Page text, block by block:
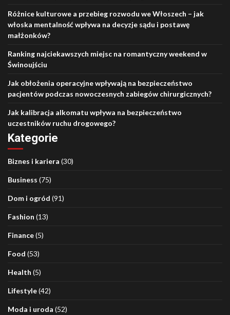
Różnice kulturowe a przebieg rozwodu we Włoszech – jak
włoska mentalność wpływa na decyzje sądu i postawę
małżonków?
Ranking najciekawszych miejsc na romantyczny weekend w
Świnoujściu
Jak obłożenia operacyjne wpływają na bezpieczeństwo
pacjentów podczas nowoczesnych zabiegów chirurgicznych?
Jak kalibracja alkomatu wpływa na bezpieczeństwo
uczestników ruchu drogowego?
Kategorie
Biznes i kariera (30)
Business (75)
Dom i ogród (91)
Fashion (13)
Finance(5)
Food (53)
Health (5)
Lifestyle(42)
Moda i uroda (52)